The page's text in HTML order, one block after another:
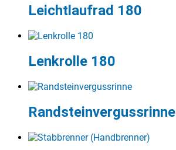
Leichtlaufrad 180
Lenkrolle 180
Randsteinvergussrinne